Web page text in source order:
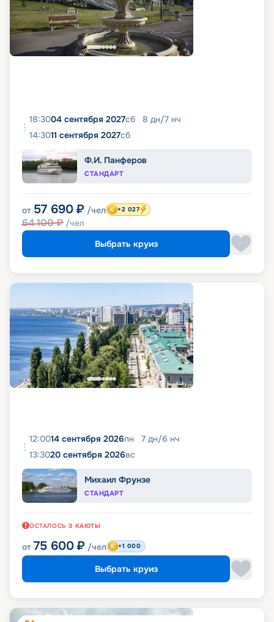
18:3004 сентября 2027сб 8 дн/7 нч
14:3011 сентября 2027сб
Ф.И. Панферов
СТАНДАРТ
от 57 690 ₽ /чел
64 100₽ /чел
+2 027
Выбрать круиз
12:0014 сентября 2026пн 7 дн/6 нч
13:3020 сентября 2026вс
Михаил Фрунзе
СТАНДАРТ
ОСТАЛОСЬ 3 КАЮТЫ
от 75 600 ₽ /чел +1 000
Выбрать круиз